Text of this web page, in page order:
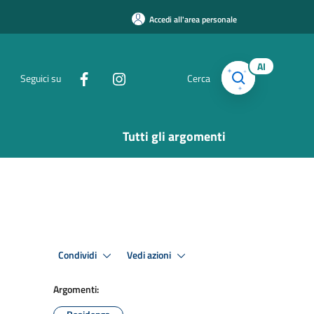
Accedi all'area personale
Seguici su Cerca
AI
Tutti gli argomenti
Condividi Vedi azioni
Argomenti: